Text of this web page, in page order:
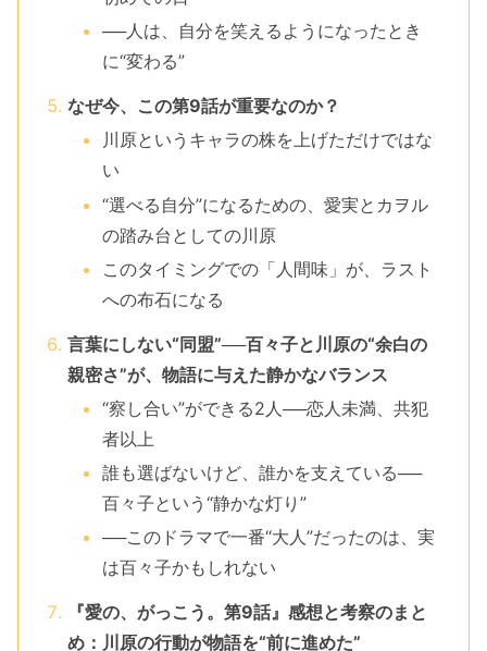
──人は、自分を笑えるようになったとき
に“変わる”
なぜ今、この第9話が重要なのか？
川原というキャラの株を上げただけではな
い
“選べる自分”になるための、愛実とカヲル
の踏み台としての川原
このタイミングでの「人間味」が、ラスト
への布石になる
言葉にしない“同盟”──百々子と川原の“余白の
親密さ”が、物語に与えた静かなバランス
“察し合い”ができる2人──恋人未満、共犯
者以上
誰も選ばないけど、誰かを支えている──
百々子という“静かな灯り”
──このドラマで一番“大人”だったのは、実
は百々子かもしれない
『愛の、がっこう。第9話』感想と考察のまと
め：川原の行動が物語を“前に進めた”